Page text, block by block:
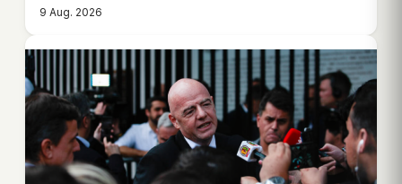
9 Aug. 2026